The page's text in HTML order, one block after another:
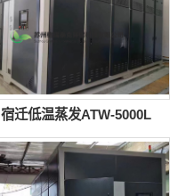
宿迁低温蒸发ATW-5000L